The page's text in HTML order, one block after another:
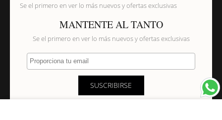
Se el primero en ver lo más nuevos y ofertas exclusivas
MANTENTE AL TANTO
Se el primero en ver lo más nuevos y ofertas exclusivas
Proporciona tu email
SUSCRIBIRSE